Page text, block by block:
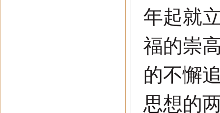
年起就
福的崇
的不懈
思想的